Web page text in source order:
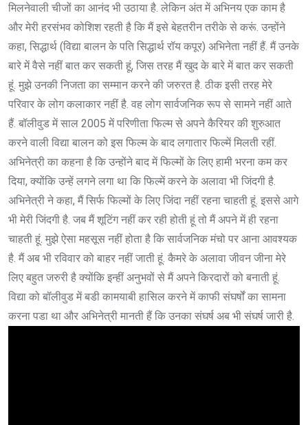
मिलनेवाली चीजों का आनंद भी उठाया है. लेकिन अंत में अभिनय एक काम है
और मेरी हरसंभव कोशिश रहती है कि मैं इसे बेहतरीन तरीके से करूं. उन्होंने
कहा, सिद्धार्थ (विद्या बालन के पति सिद्धार्थ रॉय कपूर) अभिनेता नहीं हैं. मैं उनके
बारे में वैसे नहीं बात कर सकती हूं, जिस तरह मैं खुद के बारे में बात कर सकती
हूं. मुझे उनकी निजता का सम्मान करने की जरुरत है. ठीक इसी तरह मेरे
परिवार के लोग कलाकार नहीं है. वह लोग सार्वजनिक रूप से सामने नहीं आते
हैं. बॉलीवुड में साल 2005 में परिणीता फिल्म से अपने कैरियर की शुरुआत
करने वाली विद्या बालन को इस फिल्म के बाद लगातार फिल्में मिलती रहीं.
अभिनेत्री का कहना है कि उन्होंने बाद में फिल्मों के लिए हामी भरना कम कर
दिया, क्योंकि उन्हें लगने लगा था कि फिल्में करने के अलावा भी जिंदगी है.
अभिनेत्री ने कहा, मैं सिर्फ फिल्मों के लिए जिंदा नहीं रहना चाहती हूं. इससे आगे
भी मेरी जिंदगी है. जब मैं शूटिंग नहीं कर रही होती हूं तो मैं अपने में ही रहना
चाहती हूं. मुझे ऐसा महसूस नहीं होता है कि सार्वजनिक मंचो पर आना आवश्यक
है. मैं अब भी रविवार को बाहर नहीं जाती हूं. कैमरे के अलावा जीवन जीना मेरे
लिए बहुत जरुरी है क्योंकि इन्हीं अनुभवों से मैं अपने किरदारों को बनाती हूं.
विद्या को बॉलीवुड में बडी कामयाबी हासिल करने में काफी संघर्षों का सामना
करना पडा था और अभिनेत्री मानती हैं कि उनका संघर्ष अब भी संघर्ष जारी है.